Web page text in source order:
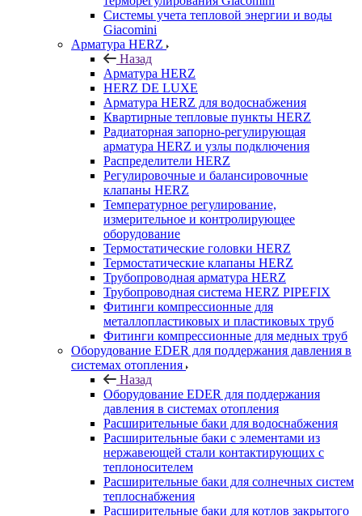
Системы учета тепловой энергии и воды
Giacomini
Арматура HERZ
Назад
Арматура HERZ
HERZ DE LUXE
Арматура HERZ для водоснабжения
Квартирные тепловые пункты HERZ
Радиаторная запорно-регулирующая
арматура HERZ и узлы подключения
Распределители HERZ
Регулировочные и балансировочные
клапаны HERZ
Температурное регулирование,
измерительное и контролирующее
оборудование
Термостатические головки HERZ
Термостатические клапаны HERZ
Трубопроводная арматура HERZ
Трубопроводная система HERZ PIPEFIX
Фитинги компрессионные для
металлопластиковых и пластиковых труб
Фитинги компрессионные для медных труб
Оборудование EDER для поддержания давления в
системах отопления
Назад
Оборудование EDER для поддержания
давления в системах отопления
Расширительные баки для водоснабжения
Расширительные баки с элементами из
нержавеющей стали контактирующих с
теплоносителем
Расширительные баки для солнечных систем
теплоснабжения
Расширительные баки для котлов закрытого